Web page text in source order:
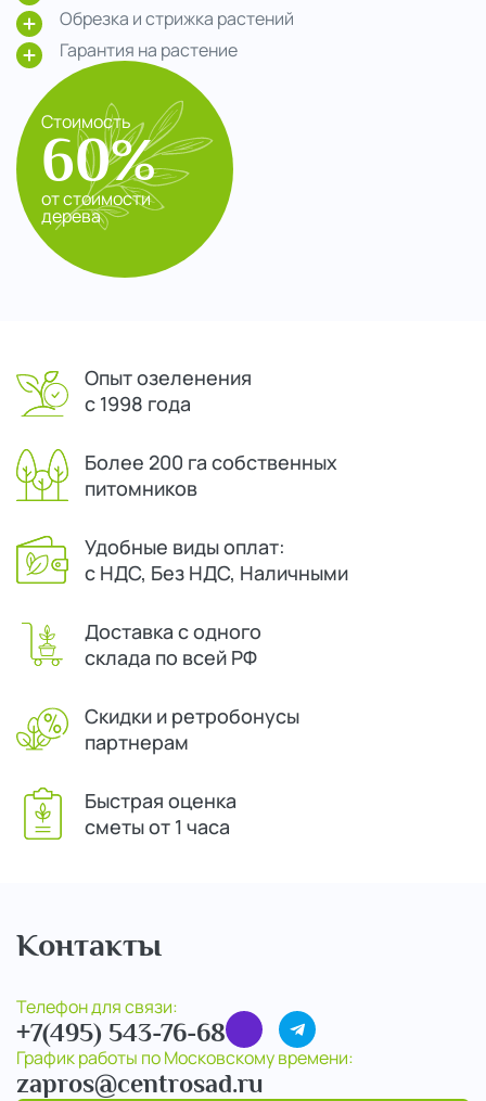
Обрезка и стрижка растений
Гарантия на растение
Стоимость
60%
от стоимости
дерева
Опыт озеленения
с 1998 года
Более 200 га собственных
питомников
Удобные виды оплат:
с НДС, Без НДС, Наличными
Доставка с одного
склада по всей РФ
Скидки и ретробонусы
партнерам
Быстрая оценка
сметы от 1 часа
Контакты
Телефон для связи:
+7(495) 543-76-68
График работы по Московскому времени:
zapros@centrosad.ru